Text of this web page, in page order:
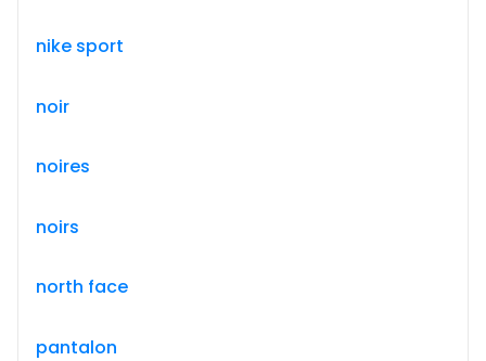
nike sport
noir
noires
noirs
north face
pantalon